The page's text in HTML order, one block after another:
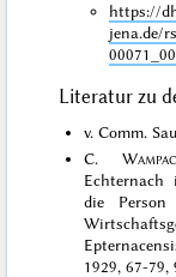
https://
jena.de/
Literatur zu
v. Comm.
C.
Echternach
die
1929, 67-79,